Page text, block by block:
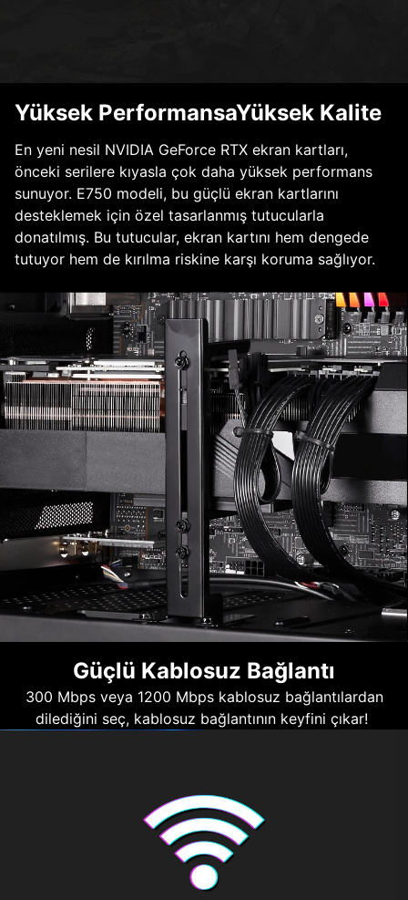
Yüksek PerformansaYüksek Kalite
En yeni nesil NVIDIA GeForce RTX ekran kartları,
önceki serilere kıyasla çok daha yüksek performans
sunuyor. E750 modeli, bu güçlü ekran kartlarını
desteklemek için özel tasarlanmış tutucularla
donatılmış. Bu tutucular, ekran kartını hem dengede
tutuyor hem de kırılma riskine karşı koruma sağlıyor.
Güçlü Kablosuz Bağlantı
300 Mbps veya 1200 Mbps kablosuz bağlantılardan
dilediğini seç, kablosuz bağlantının keyfini çıkar!